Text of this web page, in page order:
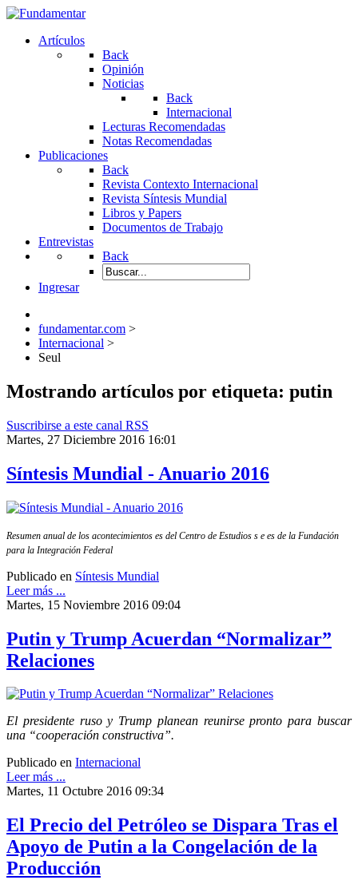
Artículos
Back
Opinión
Noticias
Back
Internacional
Lecturas Recomendadas
Notas Recomendadas
Publicaciones
Back
Revista Contexto Internacional
Revista Síntesis Mundial
Libros y Papers
Documentos de Trabajo
Entrevistas
Back
Ingresar
fundamentar.com >
Internacional >
Seul
Mostrando artículos por etiqueta: putin
Suscribirse a este canal RSS
Martes, 27 Diciembre 2016 16:01
Síntesis Mundial - Anuario 2016
Resumen anual de los acontecimientos es del Centro de Estudios s e es de la Fundación
para la Integración Federal
Publicado en Síntesis Mundial
Leer más ...
Martes, 15 Noviembre 2016 09:04
Putin y Trump Acuerdan “Normalizar”
Relaciones
El presidente ruso y Trump planean reunirse pronto para buscar
una “cooperación constructiva”.
Publicado en Internacional
Leer más ...
Martes, 11 Octubre 2016 09:34
El Precio del Petróleo se Dispara Tras el
Apoyo de Putin a la Congelación de la
Producción